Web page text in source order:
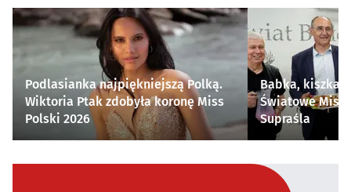
Podlasianka najpiękniejszą Polką.
Wiktoria Ptak zdobyła koronę Miss
Polski 2026
Babka, kiszka i
Światowe
Supraśla